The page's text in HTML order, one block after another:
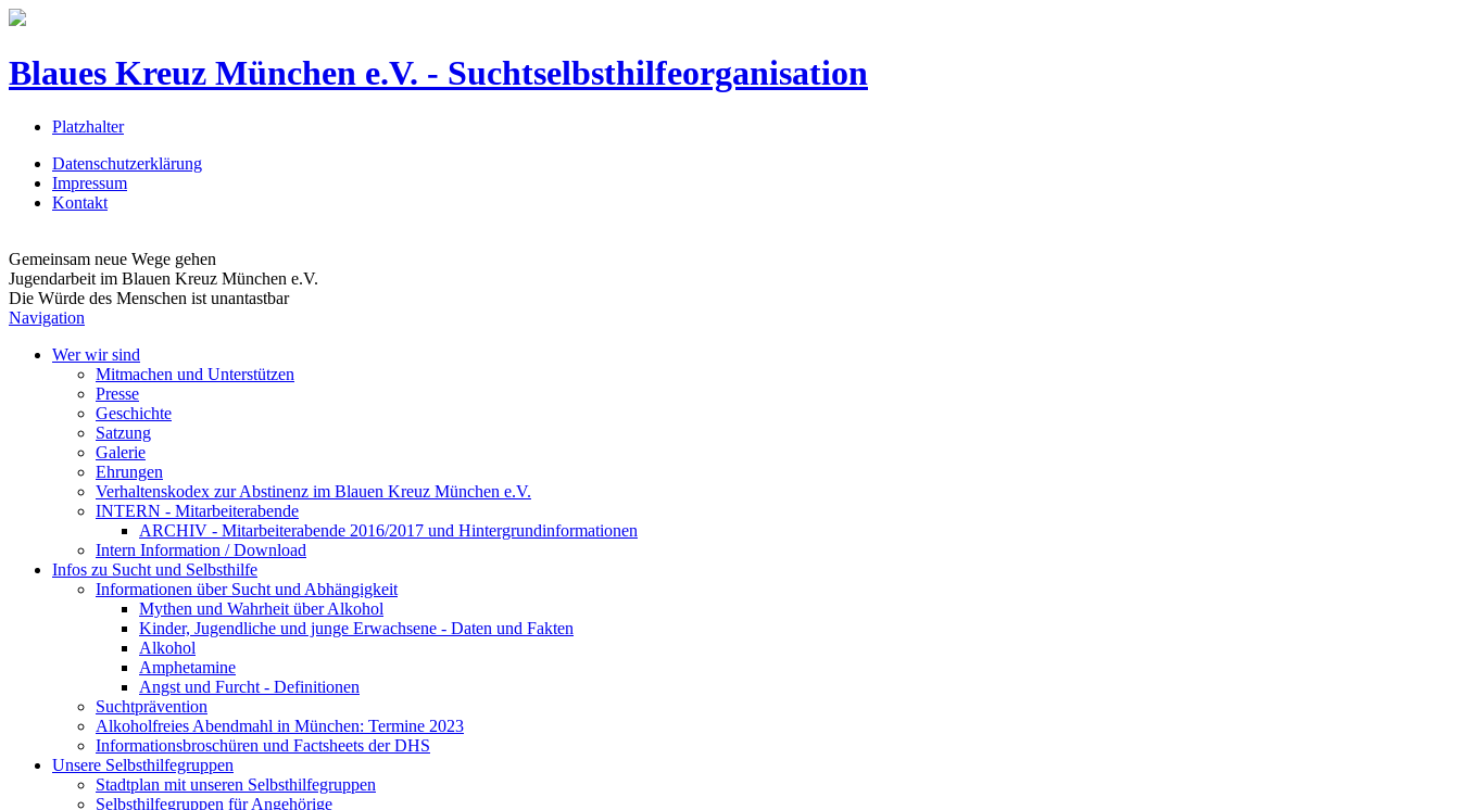
Blaues Kreuz München e.V. - Suchtselbsthilfeorganisation
Platzhalter
Datenschutzerklärung
Impressum
Kontakt
Gemeinsam neue Wege gehen
Jugendarbeit im Blauen Kreuz München e.V.
Die Würde des Menschen ist unantastbar
Navigation
Wer wir sind
Mitmachen und Unterstützen
Presse
Geschichte
Satzung
Galerie
Ehrungen
Verhaltenskodex zur Abstinenz im Blauen Kreuz München e.V.
INTERN - Mitarbeiterabende
ARCHIV - Mitarbeiterabende 2016/2017 und Hintergrundinformationen
Intern Information / Download
Infos zu Sucht und Selbsthilfe
Informationen über Sucht und Abhängigkeit
Mythen und Wahrheit über Alkohol
Kinder, Jugendliche und junge Erwachsene - Daten und Fakten
Alkohol
Amphetamine
Angst und Furcht - Definitionen
Suchtprävention
Alkoholfreies Abendmahl in München: Termine 2023
Informationsbroschüren und Factsheets der DHS
Unsere Selbsthilfegruppen
Stadtplan mit unseren Selbsthilfegruppen
Selbsthilfegruppen für Angehörige